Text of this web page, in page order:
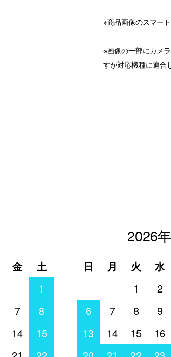
※商品画像のスマー
※画像の一部にカメ
すが対応機種に適合
金
土
1
7
8
14
15
2026
日 月 火 水
1
2
6
7 8 9
13
14 15 16